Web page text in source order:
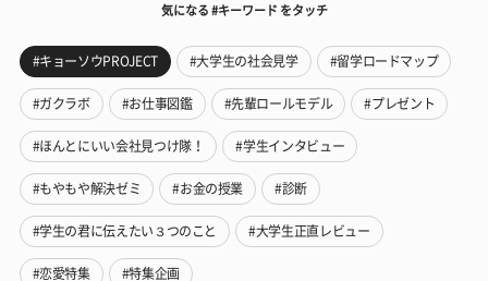
気になる #キーワード をタッチ
#キョーソウPROJECT #大学生の社会見学 #留学ロードマップ
#ガクラボ #お仕事図鑑 #先輩ロールモデル #プレゼント
#ほんとにいい会社見つけ隊！ #学生インタビュー
#もやもや解決ゼミ #お金の授業 #診断
#学生の君に伝えたい３つのこと #大学生正直レビュー
#恋愛特集 #特集企画